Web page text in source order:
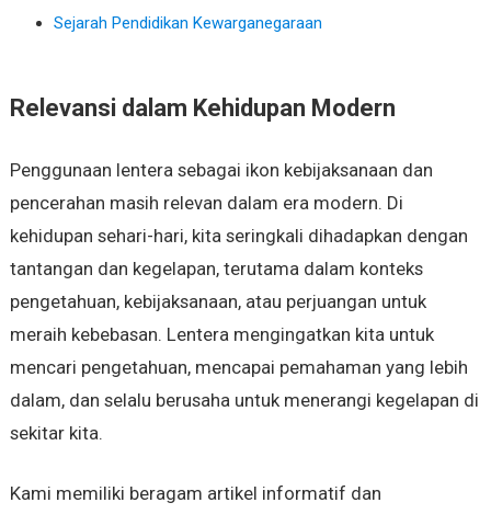
Sejarah Pendidikan Kewarganegaraan
Relevansi dalam Kehidupan Modern
Penggunaan lentera sebagai ikon kebijaksanaan dan
pencerahan masih relevan dalam era modern. Di
kehidupan sehari-hari, kita seringkali dihadapkan dengan
tantangan dan kegelapan, terutama dalam konteks
pengetahuan, kebijaksanaan, atau perjuangan untuk
meraih kebebasan. Lentera mengingatkan kita untuk
mencari pengetahuan, mencapai pemahaman yang lebih
dalam, dan selalu berusaha untuk menerangi kegelapan di
sekitar kita.
Kami memiliki beragam artikel informatif dan